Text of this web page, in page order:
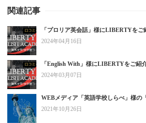
関連記事
「プロリア英会話」様にLIBERTYをご
2024年04月16日
「English With」様にLIBERTYをご紹
2024年03月07日
WEBメディア「英語学校しらべ」様の
2021年10月26日